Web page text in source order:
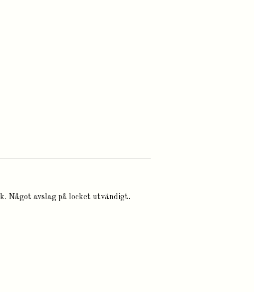
Något avslag på locket utvändigt.